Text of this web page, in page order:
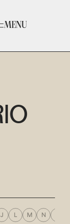
MENU
J L M N